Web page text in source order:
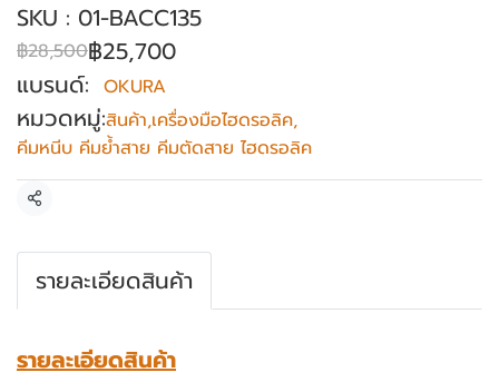
SKU : 01-BACC135
฿28,500฿25,700
แบรนด์: OKURA
หมวดหมู่:สินค้า,เครื่องมือไฮดรอลิค,
คีมหนีบ คีมย้ำสาย คีมตัดสาย ไฮดรอลิค
แชร์
รายละเอียดสินค้า
รายละเอียดสินค้า